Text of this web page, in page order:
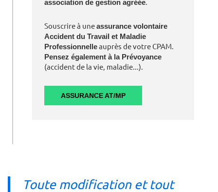
association de gestion agréée.
Souscrire à uneassurance volontaire
Accident du Travail et Maladie
Professionnelleauprès de votre CPAM.
Pensez également à la Prévoyance
(accident de la vie, maladie...).
ASSURANCE AT/MP
Toute modification et tout